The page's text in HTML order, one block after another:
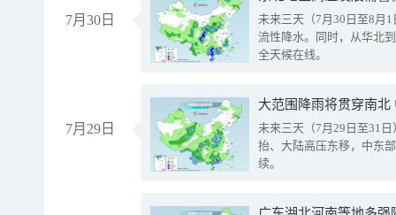
7月30日
未来三天（7月30日至8月
流性降水。同时，从华北
全天候在线。
7月29日
大范围降雨将贯穿南
未来三天（7月29日至31
抬、大陆高压东移，中东
续。